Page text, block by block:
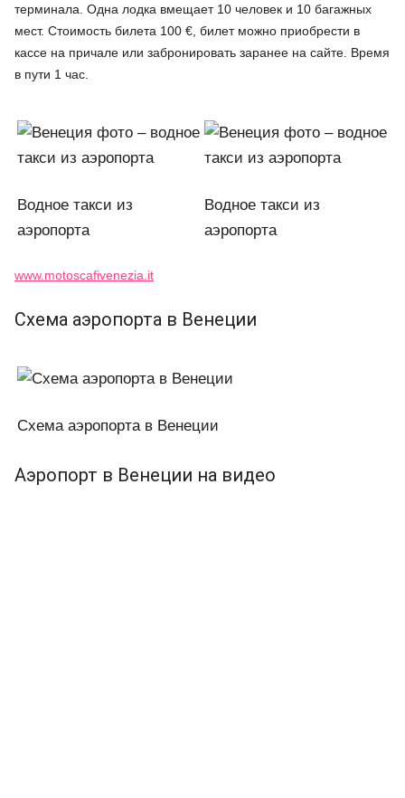
терминала. Одна лодка вмещает 10 человек и 10 багажных
мест. Стоимость билета 100 €, билет можно приобрести в
кассе на причале или забронировать заранее на сайте. Время
в пути 1 час.
Водное такси из
аэропорта
Водное такси из
аэропорта
www.motoscafivenezia.it
Схема аэропорта в Венеции
Схема аэропорта в Венеции
Аэропорт в Венеции на видео